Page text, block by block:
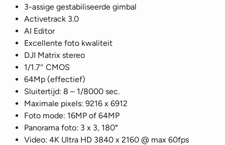
3-assige gestabiliseerde gimbal
Activetrack 3.0
AI Editor
Excellente foto kwaliteit
DJI Matrix stereo
1/1.7″ CMOS
64Mp (effectief)
Sluitertijd: 8 – 1/8000 sec.
Maximale pixels: 9216 x 6912
Foto mode: 16MP of 64MP
Panorama foto: 3 x 3, 180°
Video: 4K Ultra HD 3840 x 2160 @ max 60fps